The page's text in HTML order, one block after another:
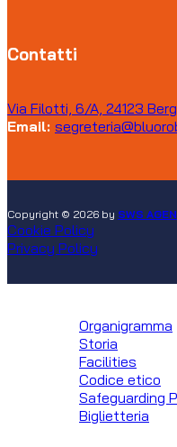
Contatti
Via Filotti, 6/A, 24123
Email:
Copyright © 2026 by SWS
Cookie Policy
Privacy Policy
Organigramma
Storia
Facilities
Codice etico
Safeguarding
Biglietteria